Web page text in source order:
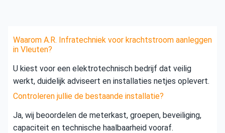
Waarom A.R. Infratechniek voor krachtstroom aanleggen
in Vleuten?
U kiest voor een elektrotechnisch bedrijf dat veilig
werkt, duidelijk adviseert en installaties netjes oplevert.
Controleren jullie de bestaande installatie?
Ja, wij beoordelen de meterkast, groepen, beveiliging,
capaciteit en technische haalbaarheid vooraf.